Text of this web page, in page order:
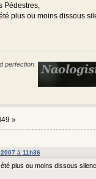
Pédestres,
plus ou moins dissous
perfection
»
à 11h36
plus ou moins dissous